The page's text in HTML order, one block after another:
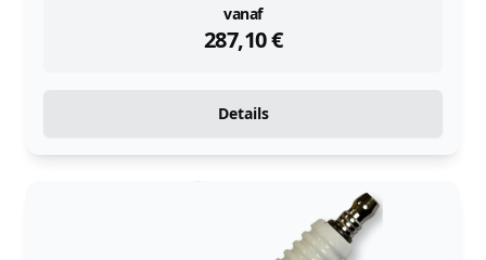
vanaf
287,10€
instock
Details